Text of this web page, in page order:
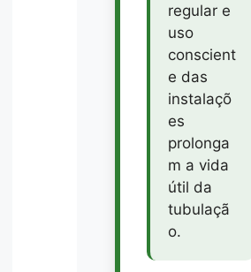
regular e
uso
conscient
e das
instalaçõ
es
prolonga
m a vida
útil da
tubulaçã
o.